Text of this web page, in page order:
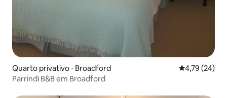
Quarto privativo ⋅ Broadford 4,79 de uma
4,79 (24)
Parrindi B&B em Broadford